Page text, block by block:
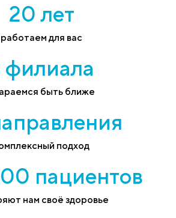
20 лет
работаем для вас
филиала
быть ближе
подход
пациентов
нам своё здоровье